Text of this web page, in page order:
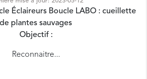
de plantes sauvages
Objectif :
Reconnaitre...